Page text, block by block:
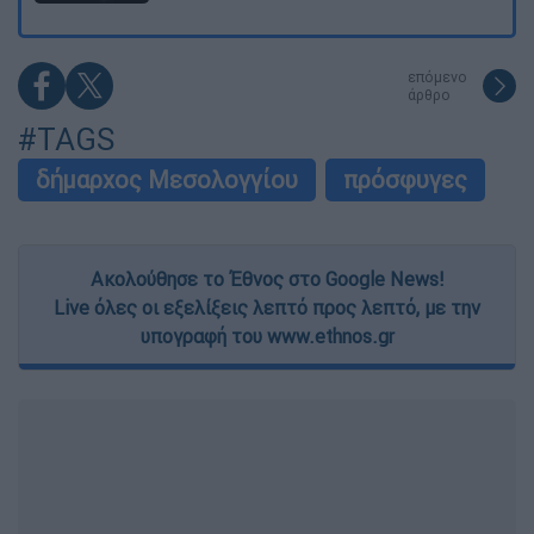
επόμενο
άρθρο
#TAGS
δήμαρχος Μεσολογγίου πρόσφυγες
Ακολούθησε το Έθνος στο Google News!
Live όλες οι εξελίξεις λεπτό προς λεπτό, με την
υπογραφή του www.ethnos.gr